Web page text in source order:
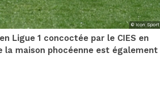
© Icon Sport
Ligue 1 concoctée par le CIES en
maison phocéenne est également